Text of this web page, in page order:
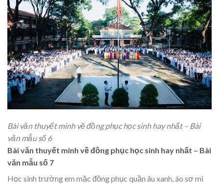
Bài văn thuyết minh về đồng phục học sinh hay nhất – Bài
văn mẫu số 6
Bài văn thuyết minh về đồng phục học sinh hay nhất – Bài
văn mẫu số 7
Học sinh trường em mặc đồng phục quần âu xanh, áo sơ mi